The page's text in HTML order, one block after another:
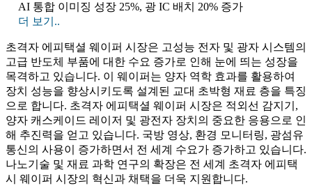
AI 통합 이미징 성장 25%, 광 IC 배치 20% 증가
더 보기..
초격자 에피택셜 웨이퍼 시장은 고성능 전자 및 광자 시스템의
고급 반도체 부품에 대한 수요 증가로 인해 눈에 띄는 성장을
목격하고 있습니다. 이 웨이퍼는 양자 역학 효과를 활용하여
장치 성능을 향상시키도록 설계된 교대 초박형 재료 층을 특징
으로 합니다. 초격자 에피택셜 웨이퍼 시장은 적외선 감지기,
양자 캐스케이드 레이저 및 광전자 장치의 중요한 응용으로 인
해 추진력을 얻고 있습니다. 국방 영상, 환경 모니터링, 광섬유
통신의 사용이 증가하면서 전 세계 수요가 증가하고 있습니다.
나노기술 및 재료 과학 연구의 확장은 전 세계 초격자 에피택
시 웨이퍼 시장의 혁신과 채택을 더욱 지원합니다.